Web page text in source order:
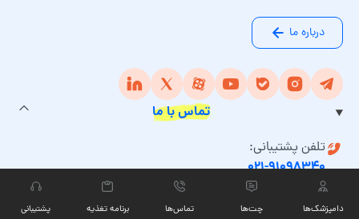
درباره ما
تماس با ما
تلفن پشتیبانی:
۰۲۱-۹۱۰۹۸۳۴۰
ایمیل پت بوم:
info@petboom.online
دامپزشک‌ها چت‏‌ها تماس‌ها برنامه تغذیه پشتیبانی